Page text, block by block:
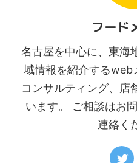
フード
名古屋を中心に、東海
域情報を紹介するweb
コンサルティング、店
います。 ご相談はお
連絡く